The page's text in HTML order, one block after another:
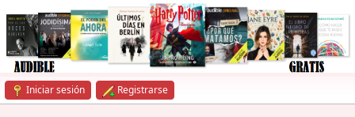
Iniciar sesión Registrarse